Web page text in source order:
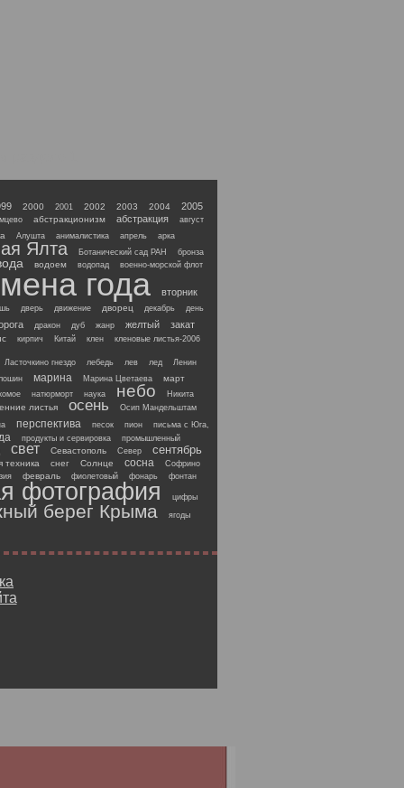
2000 2001 2002 2003 2004
2005
абстракционизм абстракция
август
Алушта анималистика апрель арка
Ялта Ботанический сад РАН
бронза
водоем водопад военно-морской флот
года вторник
дверь движение дворец декабрь
день
дракон дуб жанр желтый закат
кирпич Китай клен кленовые листья-2006
Ласточкино гнездо лебедь лев лед Ленин
марина Марина Цветаева март
натюрморт наука небо
Никита
листья осень
Осип Мандельштам
перспектива песок пион
письма с Юга,
продукты и сервировка
промышленный
свет Севастополь Север сентябрь
техника снег Солнце сосна Софрино
февраль фиолетовый фонарь фонтан
фотография
цифры
берег Крыма ягоды